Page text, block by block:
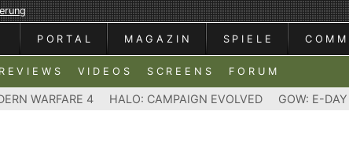
PORTAL MAGAZIN SPIELE
REVIEWS VIDEOS SCREENS FORUM
WARFARE 4 HALO: CAMPAIGN EVOLVED GOW: E-DAY